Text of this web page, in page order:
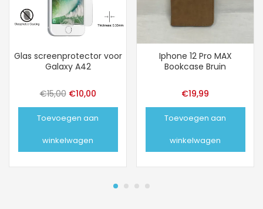
Glas screenprotector voor
Galaxy A42
€15,00 Oorspronkelijke
prijs
was:
€15,00.
€10,00Huidige
prijs
is:
Toevoegen aan
winkelwagen
Iphone 12 Pro MAX
Bookcase Bruin
€19,99
Toevoegen aan
winkelwagen